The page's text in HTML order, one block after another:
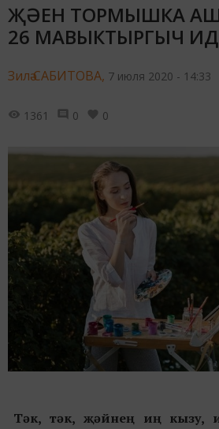
ҖӘЕН ТОРМЫШКА
26 МАВЫКТЫРГЫЧ
Зилә САБИТОВА, 7 июля 2020 - 14:33
1361 0 0
Тәк, тәк, җәйнең иң кызу,